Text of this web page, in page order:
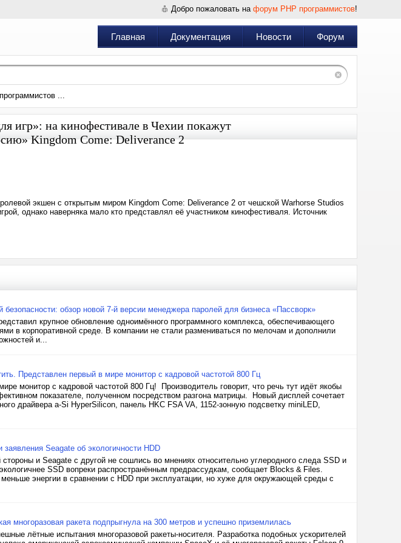
Добро пожаловать на форум PHP программистов!
Главная Документация Новости Форум
...
игр»: на кинофестивале в Чехии покажут
Kingdom Come: Deliverance 2
экшен с открытым миром Kingdom Come: Deliverance 2 от чешской Warhorse Studios
однако наверняка мало кто представлял её участником кинофестиваля. Источник
обзор новой 7-й версии менеджера паролей для бизнеса «Пассворк»
крупное обновление одноимённого программного комплекса, обеспечивающего
в корпоративной среде. В компании не стали размениваться по мелочам и дополнили
и...
Представлен первый в мире монитор с кадровой частотой 800 Гц
монитор с кадровой частотой 800 Гц! Производитель говорит, что речь тут идёт якобы
показателе, полученном посредством разгона матрицы. Новый дисплей сочетает
драйвера a-Si HyperSilicon, панель HKC FSA VA, 1152-зонную подсветку miniLED,
Seagate об экологичности HDD
и Seagate с другой не сошлись во мнениях относительно углеродного следа SSD и
SSD вопреки распространённым предрассудкам, сообщает Blocks & Files.
энергии в сравнении с HDD при эксплуатации, но хуже для окружающей среды с
многоразовая ракета подпрыгнула на 300 метров и успешно приземлилась
лётные испытания многоразовой ракеты-носителя. Разработка подобных ускорителей